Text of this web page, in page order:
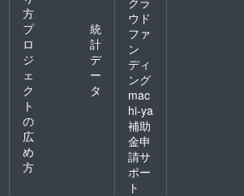
方
プ
ロ
ジ
ェ
ク
ト
の
広
め
方
統
計
デ
ー
タ
ウド
ファ
ン
ディ
ング
mac
hi-ya
補助
金申
請サ
ポー
ト